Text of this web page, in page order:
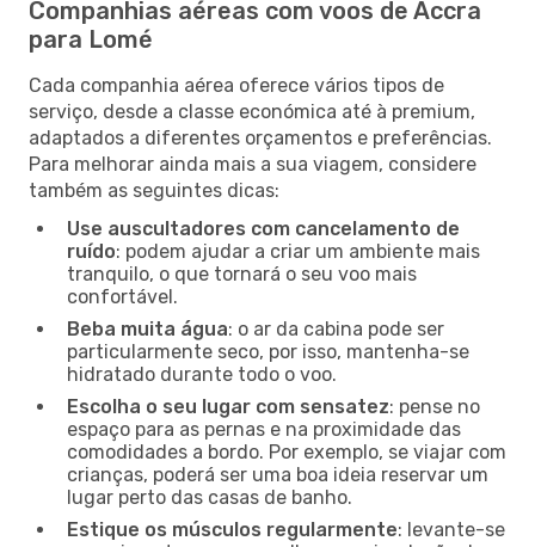
Companhias aéreas com voos de Accra
para Lomé
Cada companhia aérea oferece vários tipos de
serviço, desde a classe económica até à premium,
adaptados a diferentes orçamentos e preferências.
Para melhorar ainda mais a sua viagem, considere
também as seguintes dicas:
Use auscultadores com cancelamento de
ruído: podem ajudar a criar um ambiente mais
tranquilo, o que tornará o seu voo mais
confortável.
Beba muita água: o ar da cabina pode ser
particularmente seco, por isso, mantenha-se
hidratado durante todo o voo.
Escolha o seu lugar com sensatez: pense no
espaço para as pernas e na proximidade das
comodidades a bordo. Por exemplo, se viajar com
crianças, poderá ser uma boa ideia reservar um
lugar perto das casas de banho.
Estique os músculos regularmente: levante-se